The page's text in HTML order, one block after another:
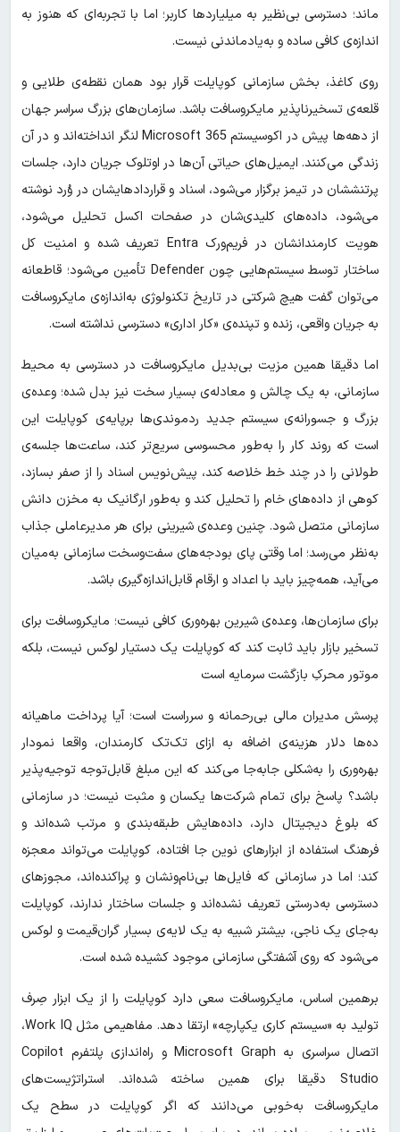
ماند؛ دسترسی بی‌نظیر به میلیاردها کاربر؛ اما با تجربه‌ای که هنوز به
اندازه‌ی کافی ساده و به‌یادماندنی نیست.
روی کاغذ، بخش سازمانی کوپایلت قرار بود همان نقطه‌ی طلایی و
قلعه‌ی تسخیرناپذیر مایکروسافت باشد. سازمان‌های بزرگ سراسر جهان
از دهه‌ها پیش در اکوسیستم Microsoft 365 لنگر انداخته‌اند و در آن
زندگی می‌کنند. ایمیل‌های حیاتی آن‌ها در اوتلوک جریان دارد، جلسات
پرتنششان در تیمز برگزار می‌شود، اسناد و قراردادهایشان در وُرد نوشته
می‌شود، داده‌های کلیدی‌شان در صفحات اکسل تحلیل می‌شود،
هویت کارمندانشان در فریم‌ورک Entra تعریف شده و امنیت کل
ساختار توسط سیستم‌هایی چون Defender تأمین می‌شود؛ قاطعانه
می‌توان گفت هیچ شرکتی در تاریخ تکنولوژی به‌اندازه‌ی مایکروسافت
به جریان واقعی، زنده و تپنده‌ی «کار اداری» دسترسی نداشته است.
اما دقیقا همین مزیت بی‌بدیل مایکروسافت در دسترسی به محیط
سازمانی، به یک چالش و معادله‌ی بسیار سخت نیز بدل شده؛ وعده‌ی
بزرگ و جسورانه‌ی سیستم جدید ردموندی‌ها برپایه‌ی کوپایلت این
است که روند کار را به‌طور محسوسی سریع‌تر کند، ساعت‌ها جلسه‌ی
طولانی را در چند خط خلاصه کند، پیش‌نویس اسناد را از صفر بسازد،
کوهی از داده‌های خام را تحلیل کند و به‌طور ارگانیک به مخزن دانش
سازمانی متصل شود. چنین وعده‌ی شیرینی برای هر مدیرعاملی جذاب
به‌نظر می‌رسد؛ اما وقتی پای بودجه‌های سفت‌وسخت سازمانی به‌میان
می‌آید، همه‌چیز باید با اعداد و ارقام قابل‌اندازه‌گیری باشد.
برای سازمان‌ها، وعده‌ی شیرین بهره‌وری کافی نیست؛ مایکروسافت برای
تسخیر بازار باید ثابت کند که کوپایلت یک دستیار لوکس نیست، بلکه
موتور محرکِ بازگشت سرمایه است
پرسش مدیران مالی بی‌رحمانه و سرراست است؛ آیا پرداخت ماهیانه
ده‌ها دلار هزینه‌ی اضافه به ازای تک‌تک کارمندان، واقعا نمودار
بهره‌وری را به‌شکلی جابه‌جا می‌کند که این مبلغ قابل‌توجه توجیه‌پذیر
باشد؟ پاسخ برای تمام شرکت‌ها یکسان و مثبت نیست؛ در سازمانی
که بلوغ دیجیتال دارد، داده‌هایش طبقه‌بندی و مرتب شده‌اند و
فرهنگ استفاده از ابزارهای نوین جا افتاده، کوپایلت می‌تواند معجزه
کند؛ اما در سازمانی که فایل‌ها بی‌نام‌ونشان و پراکنده‌اند، مجوزهای
دسترسی به‌درستی تعریف نشده‌اند و جلسات ساختار ندارند، کوپایلت
به‌جای یک ناجی، بیشتر شبیه به یک لایه‌ی بسیار گران‌قیمت و لوکس
می‌شود که روی آشفتگی سازمانی موجود کشیده شده است.
برهمین اساس، مایکروسافت سعی دارد کوپایلت را از یک ابزار صِرف
تولید به «سیستم کاری یکپارچه» ارتقا دهد. مفاهیمی مثل Work IQ،
اتصال سراسری به Microsoft Graph و راه‌اندازی پلتفرم Copilot
Studio دقیقا برای همین ساخته شده‌اند. استراتژیست‌های
مایکروسافت به‌خوبی می‌دانند که اگر کوپایلت در سطح یک